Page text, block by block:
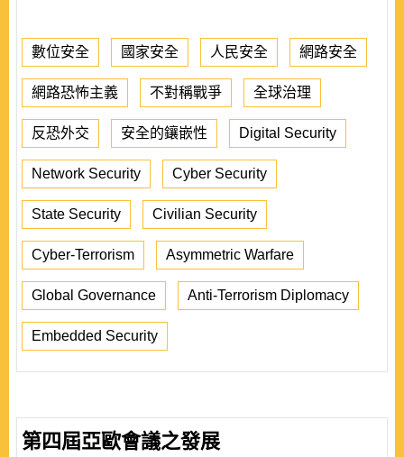
數位安全 國家安全 人民安全 網路安全
網路恐怖主義 不對稱戰爭 全球治理
反恐外交 安全的鑲嵌性 Digital Security
Network Security Cyber Security
State Security Civilian Security
Cyber-Terrorism Asymmetric Warfare
Global Governance Anti-Terrorism Diplomacy
Embedded Security
第四屆亞歐會議之發展